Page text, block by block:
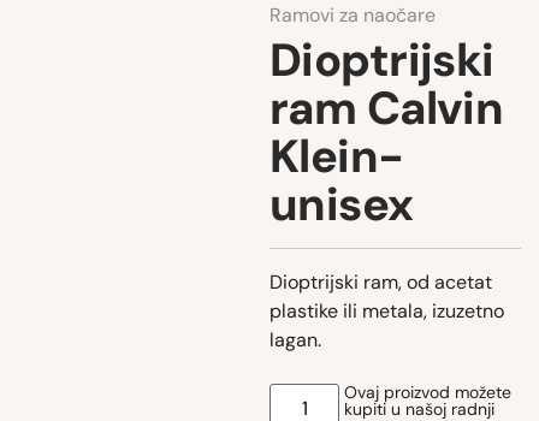
Ramovi za naočare
Dioptrijski
ram Calvin
Klein-
unisex
Dioptrijski ram, od acetat
plastike ili metala, izuzetno
lagan.
Ovaj proizvod možete
kupiti u našoj radnji